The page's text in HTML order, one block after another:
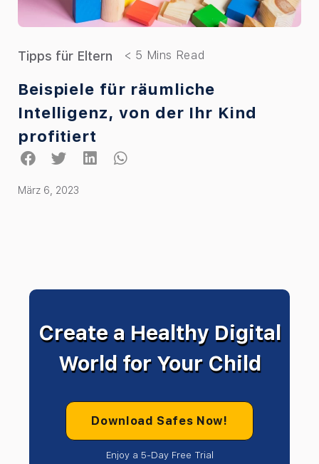
Tipps für Eltern
Beispiele für räumliche
Intelligenz, von der Ihr Kind
profitiert
März 6, 2023
Create a Healthy Digital
World for Your Child
Download Safes Now!
Enjoy a 5-Day Free Trial